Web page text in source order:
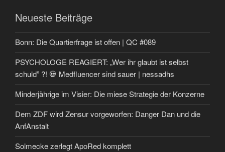
Neueste Beiträge
Bonn: Die Quartierfrage ist offen | QC #089
PSYCHOLOGE REAGIERT: „Wer ihr glaubt ist selbst
schuld” ?! 💀 Medfluencer sind sauer | nessadhs
Minderjährige im Visier: Die miese Strategie der Konzerne
Dem ZDF wird Zensur vorgeworfen: Danger Dan und die
AnfAnstalt
Solmecke zerlegt ApoRed komplett